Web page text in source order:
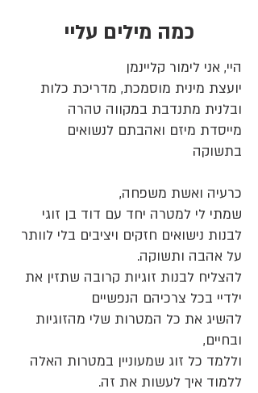
כמה מילים עליי
היי, אני לימור קליינמן
יועצת מינית מוסמכת, מדריכת כלות
ובלנית מתנדבת במקווה טהרה
מייסדת מיזם ואהבתם לנשואים
בתשוקה
כרעיה ואשת משפחה,
שמתי לי למטרה יחד עם דוד בן זוגי
לבנות נישואים חזקים ויציבים בלי לוותר
על אהבה ותשוקה.
להצליח לבנות זוגיות קרובה שתזין את
ילדיי בכל צרכיהם הנפשיים
להשיג את כל המטרות שלי מהזוגיות
ובחיים,
וללמד כל זוג שמעוניין במטרות האלה
ללמוד איך לעשות את זה.